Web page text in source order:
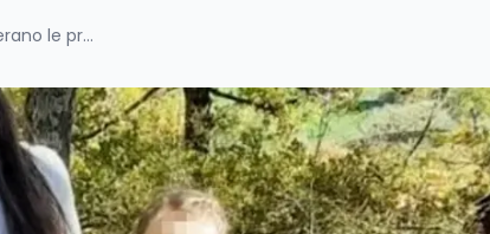
Famiglia nel bosco, i tre bimbi superano le prove di idoneità, potranno andare a scuola